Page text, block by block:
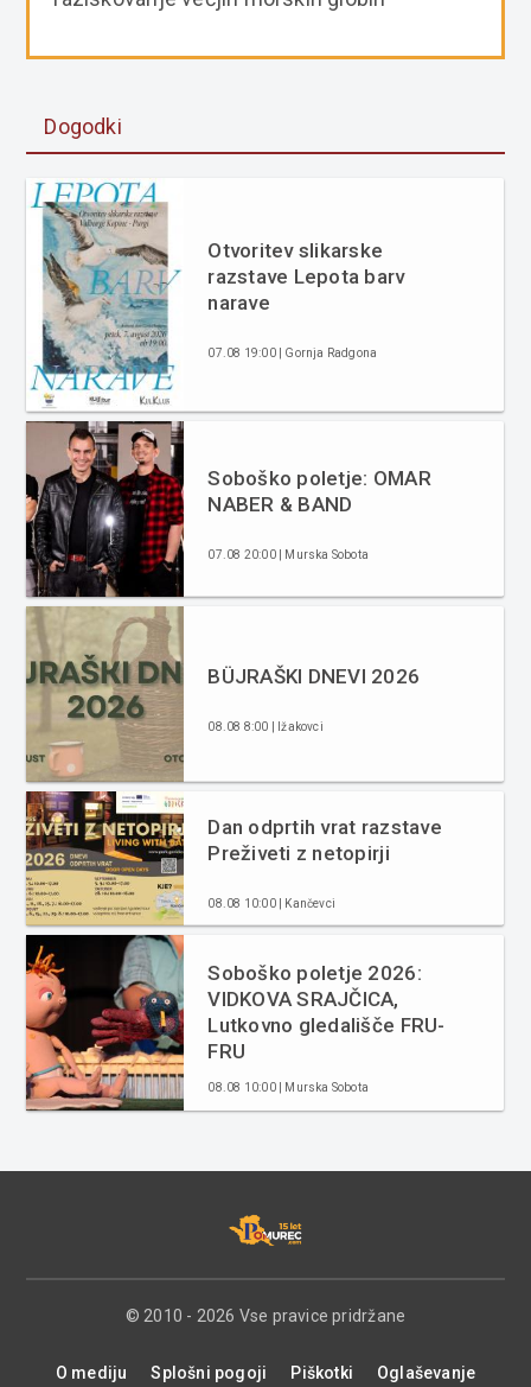
Dogodki
Otvoritev slikarske
razstave Lepota barv
narave
07.08 19:00 | Gornja Radgona
Soboško poletje: OMAR
NABER & BAND
07.08 20:00 | Murska Sobota
BÜJRAŠKI DNEVI 2026
08.08 8:00 | Ižakovci
Dan odprtih vrat razstave
Preživeti z netopirji
08.08 10:00 | Kančevci
Soboško poletje 2026:
VIDKOVA SRAJČICA,
Lutkovno gledališče FRU-
FRU
08.08 10:00 | Murska Sobota
© 2010 - 2026 Vse pravice pridržane
O mediju Splošni pogoji Piškotki Oglaševanje